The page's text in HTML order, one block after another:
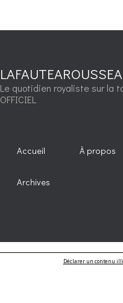
Le quotidien royaliste sur la
OFFICIEL
Accueil À propos
Archives
Déclarer un contenu